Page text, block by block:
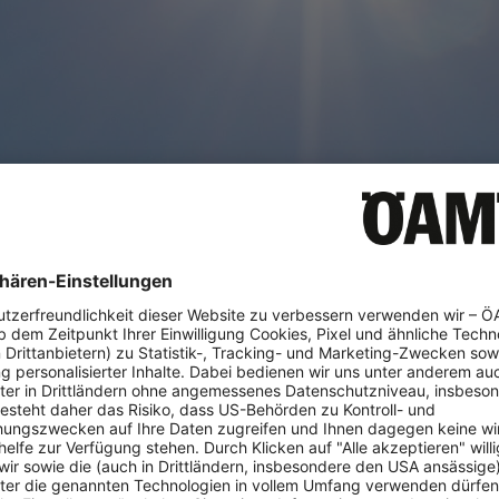
km/h, NNO
HEUTE
40°
SONNTAG
38°
MONTAG
42°